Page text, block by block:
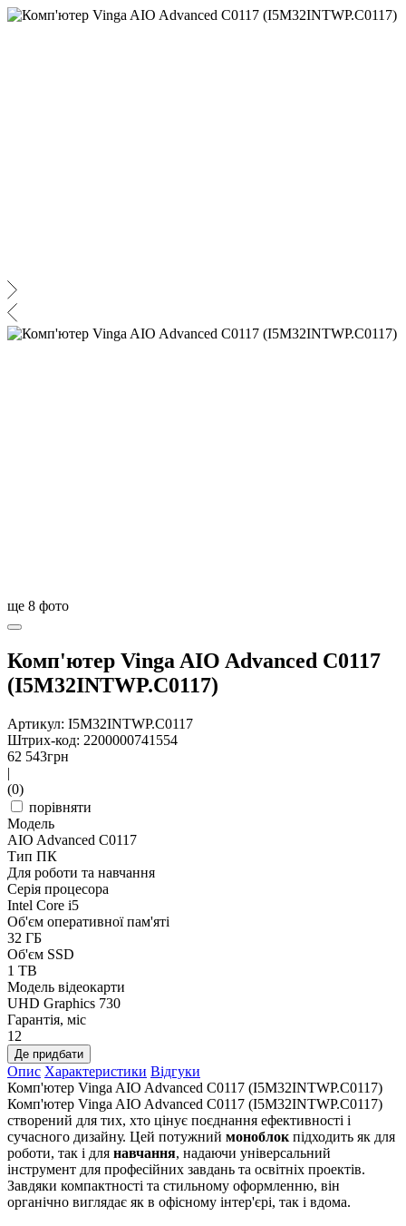
ще 8 фото
Комп'ютер Vinga AIO Advanced C0117
(I5M32INTWP.C0117)
Артикул: I5M32INTWP.C0117
Штрих-код: 2200000741554
62 543грн
|
(0)
порівняти
Модель
AIO Advanced C0117
Тип ПК
Для роботи та навчання
Серія процесора
Intel Core i5
Об'єм оперативної пам'яті
32 ГБ
Об'єм SSD
1 TB
Модель відеокарти
UHD Graphics 730
Гарантія, міс
12
Де придбати
Опис Характеристики Відгуки
Комп'ютер Vinga AIO Advanced C0117 (I5M32INTWP.C0117)
Комп'ютер Vinga AIO Advanced C0117 (I5M32INTWP.C0117)
створений для тих, хто цінує поєднання ефективності і
сучасного дизайну. Цей потужний моноблок підходить як для
роботи, так і для навчання, надаючи універсальний
інструмент для професійних завдань та освітніх проектів.
Завдяки компактності та стильному оформленню, він
органічно виглядає як в офісному інтер'єрі, так і вдома.